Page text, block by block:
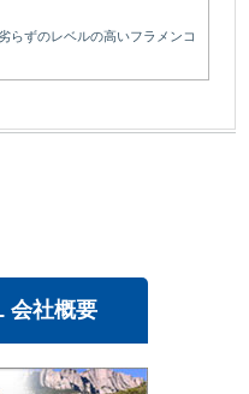
らずのレベルの高いフラメンコ
会社概要